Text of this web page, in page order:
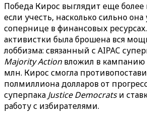
Победа Кирос выглядит еще
если учесть, насколько сильно она
сопернице в финансовых
активистки была брошена вся
лоббизма: связанный с AIPAC
Majority Actionвложил в кампанию
млн. Кирос смогла
полмиллиона долларов от
суперпака Justice Democratsи
работу с избирателями.